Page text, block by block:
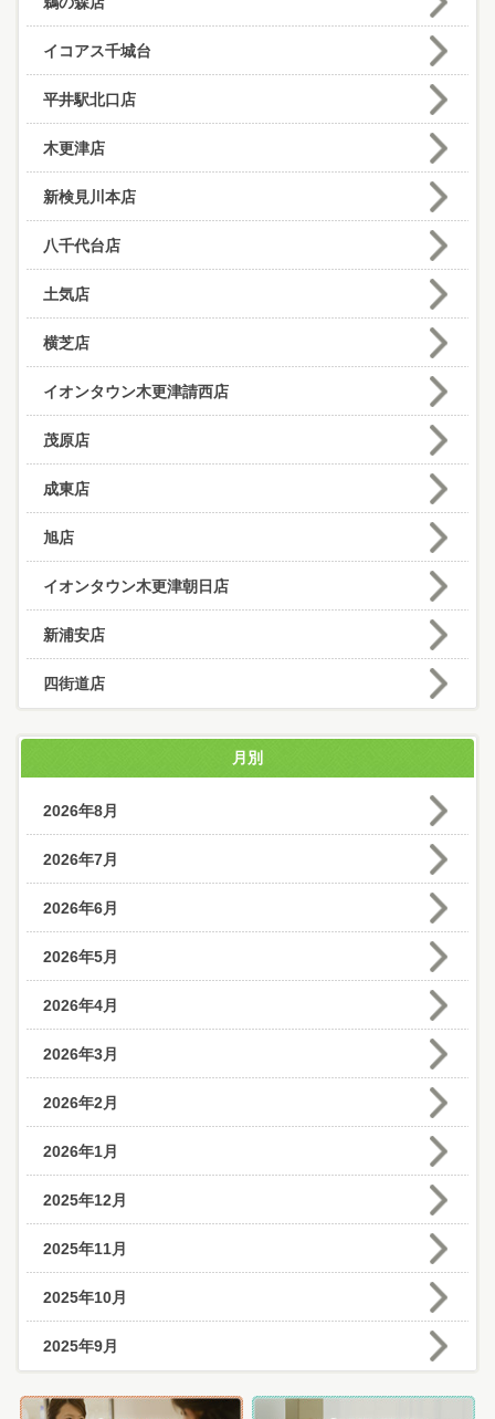
イコアス千城台
平井駅北口店
木更津店
新検見川本店
八千代台店
土気店
横芝店
イオンタウン木更津請西店
茂原店
成東店
旭店
イオンタウン木更津朝日店
新浦安店
四街道店
月別
2026年8月
2026年7月
2026年6月
2026年5月
2026年4月
2026年3月
2026年2月
2026年1月
2025年12月
2025年11月
2025年10月
2025年9月